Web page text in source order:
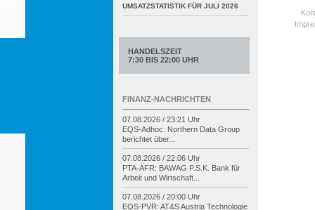
UMSATZSTATISTIK FÜR JULI 2026
HANDELSZEIT
7:30 BIS 22:00 UHR
FINANZ-NACHRICHTEN
07.08.2026 / 23:21 Uhr
EQS-Adhoc: Northern Data Group
berichtet über...
07.08.2026 / 22:06 Uhr
PTA-AFR: BAWAG P.S.K. Bank für
Arbeit und Wirtschaft...
07.08.2026 / 20:00 Uhr
EQS-PVR: AT&S Austria Technologie